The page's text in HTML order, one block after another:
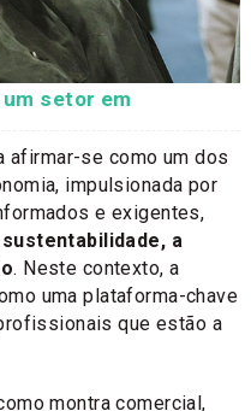
setor em
afirmar-se como um dos
impulsionada por
e exigentes,
sustentabilidade, a
. Neste contexto, a
uma plataforma-chave
que estão a
montra comercial,